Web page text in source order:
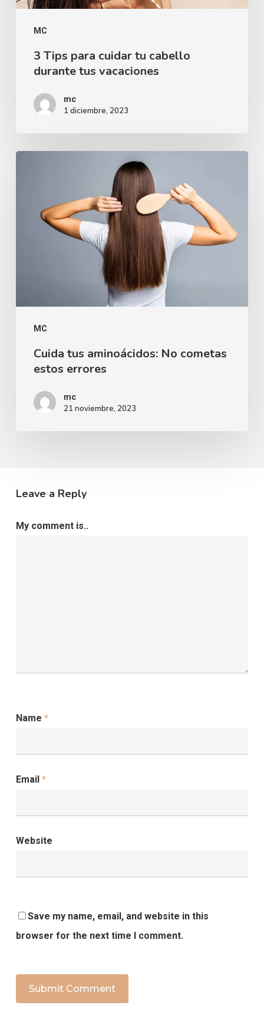
MC
3 Tips para cuidar tu cabello
durante tus vacaciones
mc
1 diciembre, 2023
MC
Cuida tus aminoácidos: No cometas
estos errores
mc
21 noviembre, 2023
Leave a Reply
My comment is..
Name *
Email *
Website
Save my name, email, and website in this
browser for the next time I comment.